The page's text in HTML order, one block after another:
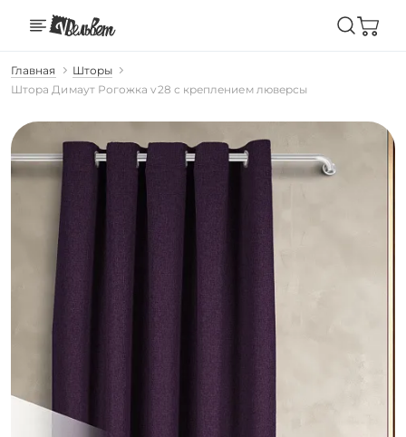
Главная
Шторы
Штора Димаут Рогожка v28 с креплением люверсы